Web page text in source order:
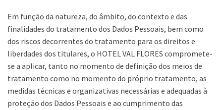
Em função da natureza, do âmbito, do contexto e das
finalidades do tratamento dos Dados Pessoais, bem como
dos riscos decorrentes do tratamento para os direitos e
liberdades dos titulares, o HOTEL VAL FLORES compromete-
se a aplicar, tanto no momento de definição dos meios de
tratamento como no momento do próprio tratamento, as
medidas técnicas e organizativas necessárias e adequadas à
proteção dos Dados Pessoais e ao cumprimento das